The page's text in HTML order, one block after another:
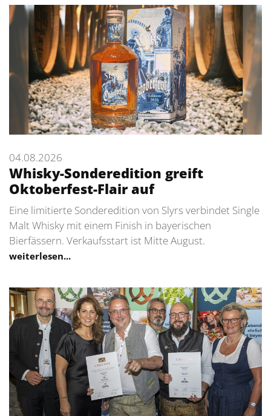
04.08.2026
Whisky-Sonderedition greift
Oktoberfest-Flair auf
Eine limitierte Sonderedition von Slyrs verbindet Single
Malt Whisky mit einem Finish in bayerischen
Bierfässern. Verkaufsstart ist Mitte August.
weiterlesen...